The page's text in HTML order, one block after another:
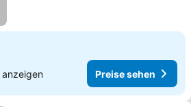
anzeigen Preise sehen